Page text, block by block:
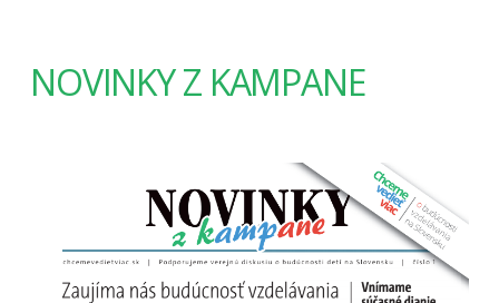
NOVINKY Z KAMPANE